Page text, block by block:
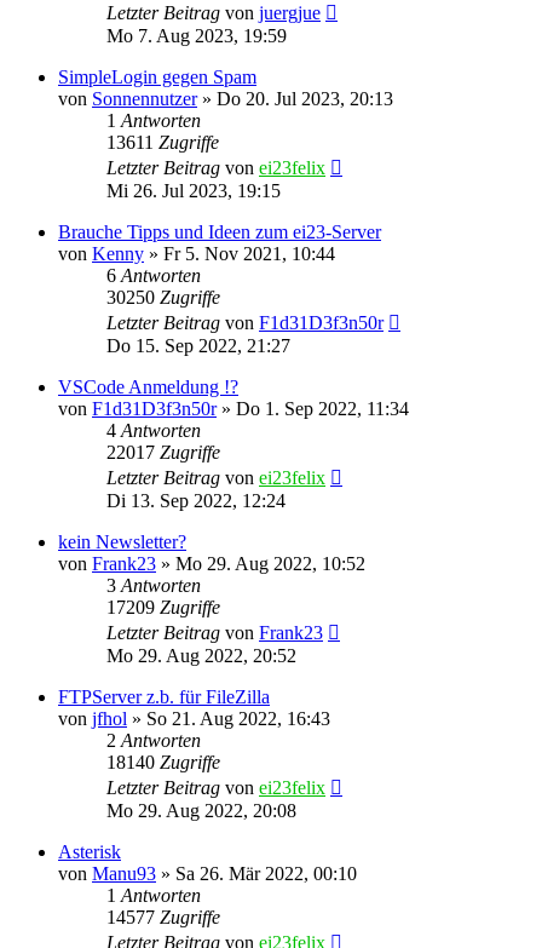
Letzter Beitrag von juergjue
Mo 7. Aug 2023, 19:59
SimpleLogin gegen Spam
von Sonnennutzer» Do 20. Jul 2023, 20:13
1 Antworten
13611 Zugriffe
Letzter Beitrag von ei23felix
Mi 26. Jul 2023, 19:15
Brauche Tipps und Ideen zum ei23-Server
von Kenny » Fr 5. Nov 2021, 10:44
6 Antworten
30250 Zugriffe
Letzter Beitrag von F1d31D3f3n50r
Do 15. Sep 2022, 21:27
VSCode Anmeldung !?
von F1d31D3f3n50r» Do 1. Sep 2022, 11:34
4 Antworten
22017 Zugriffe
Letzter Beitrag von ei23felix
Di 13. Sep 2022, 12:24
kein Newsletter?
von Frank23 » Mo 29. Aug 2022, 10:52
3 Antworten
17209 Zugriffe
Letzter Beitrag von Frank23
Mo 29. Aug 2022, 20:52
FTPServer z.b. für FileZilla
von jfhol » So 21. Aug 2022, 16:43
2 Antworten
18140 Zugriffe
Letzter Beitrag von ei23felix
Mo 29. Aug 2022, 20:08
Asterisk
von Manu93 » Sa 26. Mär 2022, 00:10
1 Antworten
14577 Zugriffe
Letzter Beitrag von ei23felix